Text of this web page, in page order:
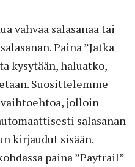
vahvaa salasanaa tai
Paina ”Jatka
kysytään, haluatko,
Suosittelemme
vaihtoehtoa, jolloin
salasanan
kirjaudut sisään.
paina ”Paytrail”